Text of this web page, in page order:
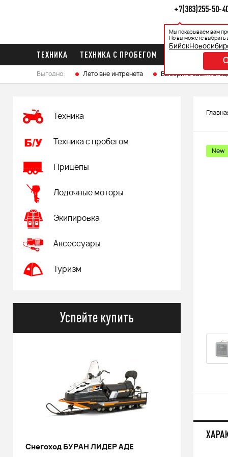
+7(383)255-50-
Мы показываем вам
Но вы можете выбрать
Бийск
Каталог
ТЕХНИКА ТЕХНИКА С ПРОБЕГОМ
Выгодно: Лето вне интренета Выберите свой
Техника
Техника с пробегом
Прицепы
Лодочные моторы
Экипировка
Аксессуары
Туризм
Успейте купить
РИНАЛЬ 2013 черный В/Т 1м
New